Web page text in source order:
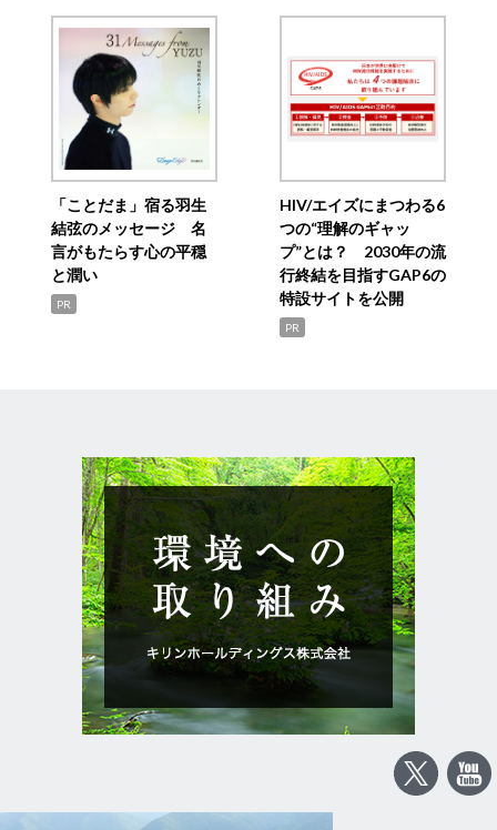
「ことだま」宿る羽生
結弦のメッセージ 名
言がもたらす心の平穏
と潤い
PR
HIV/エイズにまつわる6
つの“理解のギャッ
プ”とは？ 2030年の流
行終結を目指すGAP6の
特設サイトを公開
PR